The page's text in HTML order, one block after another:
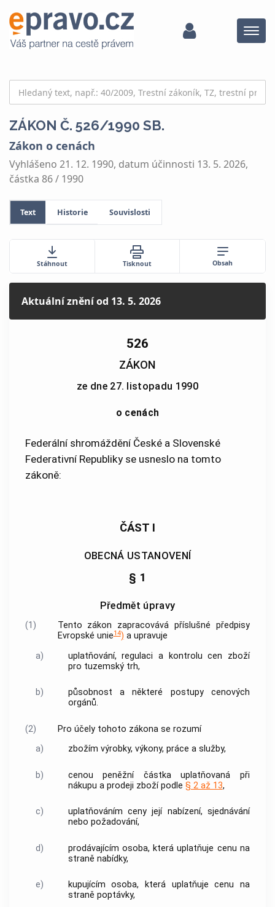
Menu
ZÁKON Č. 526/1990 SB.
Zákon o cenách
Vyhlášeno 21. 12. 1990, datum účinnosti 13. 5. 2026,
částka 86 / 1990
Text Historie Souvislosti
Stáhnout Tisknout Obsah
Aktuální zněníod 13. 5. 2026
526
ZÁKON
ze dne 27. listopadu 1990
o cenách
Federální shromáždění České a Slovenské
Federativní Republiky se usneslo na tomto
zákoně:
ČÁST I
OBECNÁ USTANOVENÍ
§ 1
Předmět úpravy
(1)
Tento zákon zapracovává příslušné předpisy
Evropské unie14) a upravuje
a)
uplatňování, regulaci a kontrolucen
zboží
pro tuzemský trh,
b) působnost a některé postupy cenových
orgánů.
(2)
Pro účely tohoto zákona se rozumí
a)
zbožím výrobky, výkony, práce a služby,
b) cenou peněžní částka uplatňovaná při
nákupu a prodeji zbožípodle § 2 až 13,
c) uplatňováním cenyjejí nabízení, sjednávání
nebo požadování,
d) prodávajícím osoba, která uplatňuje cenu na
straně nabídky,
e) kupujícím osoba, která uplatňujecenu na
straně poptávky,